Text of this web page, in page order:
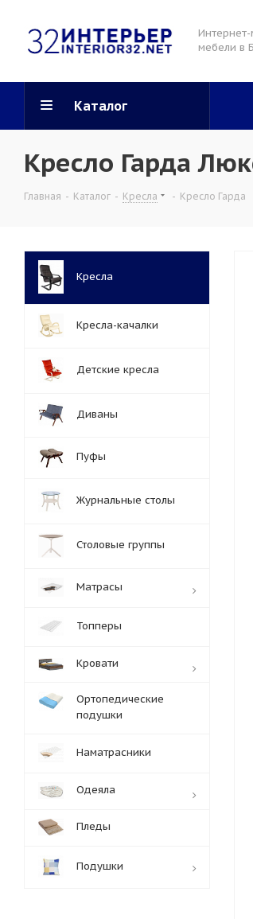
Интернет-
мебели в
Каталог
Кресло Гарда
Главная - Каталог - Кресла - Кресло Гарда
Кресла
Кресла-качалки
Детские кресла
Диваны
Пуфы
Журнальные столы
Столовые группы
Матрасы
Топперы
Кровати
Ортопедические
подушки
Наматрасники
Одеяла
Пледы
Подушки